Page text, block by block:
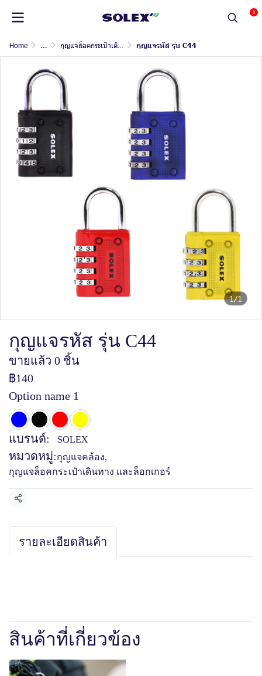
0
Home ... กุญแจล็อคกระเป๋าเดินทาง และล็อกเกอร์ กุญแจรหัส รุ่น C44
1/1
กุญแจรหัส รุ่น C44
ขายแล้ว 0 ชิ้น
฿140
Option name 1
แบรนด์: SOLEX
หมวดหมู่:กุญแจคล้อง,
กุญแจล็อคกระเป๋าเดินทาง และล็อกเกอร์
แชร์
รายละเอียดสินค้า
สินค้าที่เกี่ยวข้อง